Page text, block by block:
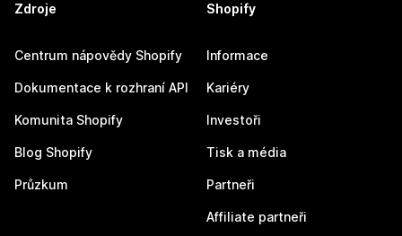
Zdroje
Centrum nápovědy Shopify
Dokumentace k rozhraní API
Komunita Shopify
Blog Shopify
Průzkum
Shopify
Informace
Kariéry
Investoři
Tisk a média
Partneři
Affiliate partneři